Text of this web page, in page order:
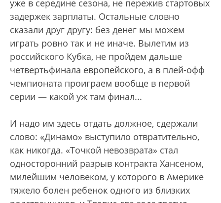
уже в середине сезона, не пережив стартовых
задержек зарплаты. Остальные словно
сказали друг другу: без денег мы можем
играть ровно так и не иначе. Вылетим из
российского Кубка, не пройдем дальше
четвертьфинала европейского, а в плей-офф
чемпионата проиграем вообще в первой
серии — какой уж там финал...
И надо им здесь отдать должное, сдержали
слово: «Динамо» выступило отвратительно,
как никогда. «Точкой невозврата» стал
односторонний разрыв контракта Хансеном,
милейшим человеком, у которого в Америке
тяжело болен ребенок одного из близких